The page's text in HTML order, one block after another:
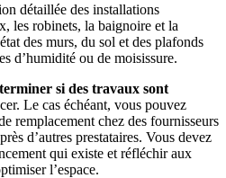
détaillée des installations
les robinets, la baignoire et la
des murs, du sol et des plafonds
d’humidité ou de moisissure.
si des travaux sont
Le cas échéant, vous pouvez
remplacement chez des fournisseurs
d’autres prestataires. Vous devez
qui existe et réfléchir aux
l’espace.